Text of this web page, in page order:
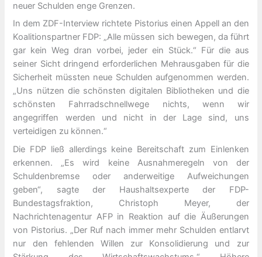
neuer Schulden enge Grenzen.
In dem ZDF-Interview richtete Pistorius einen Appell an den
Koalitionspartner FDP: „Alle müssen sich bewegen, da führt
gar kein Weg dran vorbei, jeder ein Stück.“ Für die aus
seiner Sicht dringend erforderlichen Mehrausgaben für die
Sicherheit müssten neue Schulden aufgenommen werden.
„Uns nützen die schönsten digitalen Bibliotheken und die
schönsten Fahrradschnellwege nichts, wenn wir
angegriffen werden und nicht in der Lage sind, uns
verteidigen zu können.“
Die FDP ließ allerdings keine Bereitschaft zum Einlenken
erkennen. „Es wird keine Ausnahmeregeln von der
Schuldenbremse oder anderweitige Aufweichungen
geben“, sagte der Haushaltsexperte der FDP-
Bundestagsfraktion, Christoph Meyer, der
Nachrichtenagentur AFP in Reaktion auf die Äußerungen
von Pistorius. „Der Ruf nach immer mehr Schulden entlarvt
nur den fehlenden Willen zur Konsolidierung und zur